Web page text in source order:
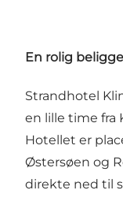
En rolig
Strandhotel
en lille time fra
Hotellet er
Østersøen og
direkte ned til